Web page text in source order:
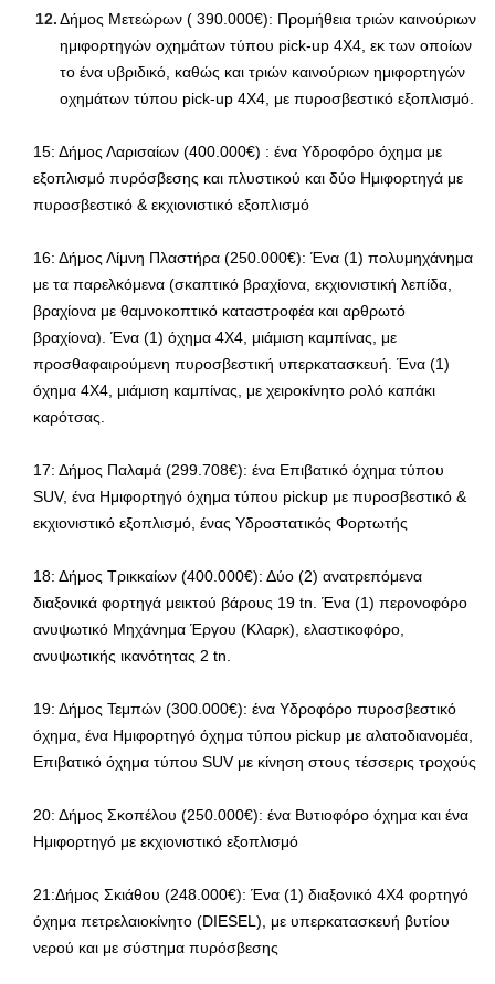
Δήμος Μετεώρων ( 390.000€): Προμήθεια τριών καινούριων
ημιφορτηγών οχημάτων τύπου pick-up 4Χ4, εκ των οποίων
το ένα υβριδικό, καθώς και τριών καινούριων ημιφορτηγών
οχημάτων τύπου pick-up 4Χ4, με πυροσβεστικό εξοπλισμό.
15: Δήμος Λαρισαίων (400.000€) : ένα Υδροφόρο όχημα με
εξοπλισμό πυρόσβεσης και πλυστικού και δύο Ημιφορτηγά με
πυροσβεστικό & εκχιονιστικό εξοπλισμό
16: Δήμος Λίμνη Πλαστήρα (250.000€): Ένα (1) πολυμηχάνημα
με τα παρελκόμενα (σκαπτικό βραχίονα, εκχιονιστική λεπίδα,
βραχίονα με θαμνοκοπτικό καταστροφέα και αρθρωτό
βραχίονα). Ένα (1) όχημα 4Χ4, μιάμιση καμπίνας, με
προσθαφαιρούμενη πυροσβεστική υπερκατασκευή. Ένα (1)
όχημα 4Χ4, μιάμιση καμπίνας, με χειροκίνητο ρολό καπάκι
καρότσας.
17: Δήμος Παλαμά (299.708€): ένα Επιβατικό όχημα τύπου
SUV, ένα Ημιφορτηγό όχημα τύπου pickup με πυροσβεστικό &
εκχιονιστικό εξοπλισμό, ένας Υδροστατικός Φορτωτής
18: Δήμος Τρικκαίων (400.000€): Δύο (2) ανατρεπόμενα
διαξονικά φορτηγά μεικτού βάρους 19 tn. Ένα (1) περονοφόρο
ανυψωτικό Μηχάνημα Έργου (Κλαρκ), ελαστικοφόρο,
ανυψωτικής ικανότητας 2 tn.
19: Δήμος Τεμπών (300.000€): ένα Υδροφόρο πυροσβεστικό
όχημα, ένα Ημιφορτηγό όχημα τύπου pickup με αλατοδιανομέα,
Επιβατικό όχημα τύπου SUV με κίνηση στους τέσσερις τροχούς
20: Δήμος Σκοπέλου (250.000€): ένα Βυτιοφόρο όχημα και ένα
Ημιφορτηγό με εκχιονιστικό εξοπλισμό
21:Δήμος Σκιάθου (248.000€): Ένα (1) διαξονικό 4Χ4 φορτηγό
όχημα πετρελαιοκίνητο (DIESEL), με υπερκατασκευή βυτίου
νερού και με σύστημα πυρόσβεσης